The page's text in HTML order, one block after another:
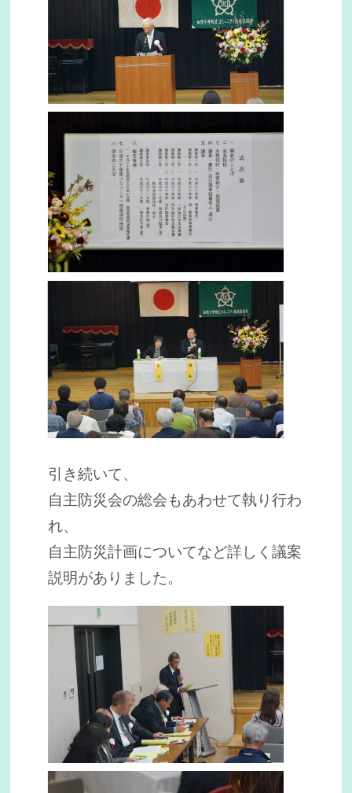
引き続いて、
自主防災会の総会もあわせて執り行わ
れ、
自主防災計画についてなど詳しく議案
説明がありました。